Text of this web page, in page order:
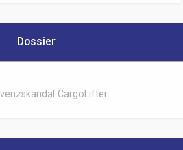
h
Dossier
CargoLifter